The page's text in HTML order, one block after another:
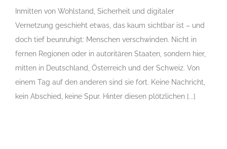
Inmitten von Wohlstand, Sicherheit und digitaler
Vernetzung geschieht etwas, das kaum sichtbar ist – und
doch tief beunruhigt: Menschen verschwinden. Nicht in
fernen Regionen oder in autoritären Staaten, sondern hier,
mitten in Deutschland, Österreich und der Schweiz. Von
einem Tag auf den anderen sind sie fort. Keine Nachricht,
kein Abschied, keine Spur. Hinter diesen plötzlichen [...]